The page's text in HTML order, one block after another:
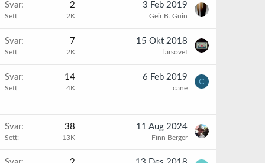
Svar 2
Sett 2K
3 Feb 2019
Geir B. Guin
Svar 7
Sett 2K
15 Okt 2018
larsovef
Svar 14
Sett 4K
6 Feb 2019
cane
C
Svar 38
Sett 13K
11 Aug 2024
Finn Berger